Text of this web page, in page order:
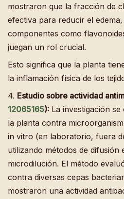
mostraron que la fracción de
efectiva para reducir el
componentes como
juegan un rol crucial.
Esto significa que la planta
la inflamación física de los
4. Estudio sobre actividad
12065165): La investigación
la planta contra
in vitro (en laboratorio, fuera
utilizando métodos de difusión
microdilución. El método
contra diversas cepas
mostraron una actividad